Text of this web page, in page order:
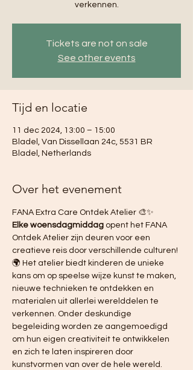
verkennen.
Tickets are not on sale
See other events
Tijd en locatie
11 dec 2024, 13:00 – 15:00
Bladel, Van Dissellaan 24c, 5531 BR
Bladel, Netherlands
Over het evenement
FANA Extra Care Ontdek Atelier 🎨✨
Elke woensdagmiddag opent het FANA
Ontdek Atelier zijn deuren voor een
creatieve reis door verschillende culturen!
🌍 Het atelier biedt kinderen de unieke
kans om op speelse wijze kunst te maken,
nieuwe technieken te ontdekken en
materialen uit allerlei werelddelen te
verkennen. Onder deskundige
begeleiding worden ze aangemoedigd
om hun eigen creativiteit te ontwikkelen
en zich te laten inspireren door
kunstvormen van over de hele wereld.